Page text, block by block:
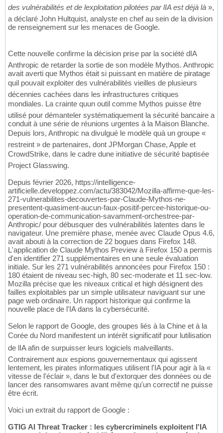
des vulnérabilités et de lexploitation pilotées par lIA est déjà là »,
a déclaré John Hultquist, analyste en chef au sein de la division
de renseignement sur les menaces de Google.
Cette nouvelle confirme la décision prise par la société dIA
Anthropic de retarder la sortie de son modèle Mythos. Anthropic
avait averti que Mythos était si puissant en matière de piratage
quil pouvait exploiter des vulnérabilités vieilles de plusieurs
décennies cachées dans les infrastructures critiques
mondiales. La crainte quun outil comme Mythos puisse être
utilisé pour démanteler systématiquement la sécurité bancaire a
conduit à une série de réunions urgentes à la Maison Blanche.
Depuis lors, Anthropic na divulgué le modèle quà un groupe «
restreint » de partenaires, dont JPMorgan Chase, Apple et
CrowdStrike, dans le cadre dune initiative de sécurité baptisée
Project Glasswing.
Depuis février 2026, https://intelligence-
artificielle.developpez.com/actu/383042/Mozilla-affirme-que-les-
271-vulnerabilites-decouvertes-par-Claude-Mythos-ne-
presentent-quasiment-aucun-faux-positif-percee-historique-ou-
operation-de-communication-savamment-orchestree-par-
Anthropic/ pour débusquer des vulnérabilités latentes dans le
navigateur. Une première phase, menée avec Claude Opus 4.6,
avait abouti à la correction de 22 bogues dans Firefox 148.
L'application de Claude Mythos Preview à Firefox 150 a permis
d'en identifier 271 supplémentaires en une seule évaluation
initiale. Sur les 271 vulnérabilités annoncées pour Firefox 150 :
180 étaient de niveau sec-high, 80 sec-moderate et 11 sec-low.
Mozilla précise que les niveaux critical et high désignent des
failles exploitables par un simple utilisateur naviguant sur une
page web ordinaire. Un rapport historique qui confirme la
nouvelle place de l'IA dans la cybersécurité.
Selon le rapport de Google, des groupes liés à la Chine et à la
Corée du Nord manifestent un intérêt significatif pour lutilisation
de lIA afin de surpuisser leurs logiciels malveillants.
Contrairement aux espions gouvernementaux qui agissent
lentement, les pirates informatiques utilisent l'IA pour agir à la «
vitesse de l'éclair », dans le but d'extorquer des données ou de
lancer des ransomwares avant même qu'un correctif ne puisse
être écrit.
Voici un extrait du rapport de Google :
GTIG AI Threat Tracker : les cybercriminels exploitent l'IA